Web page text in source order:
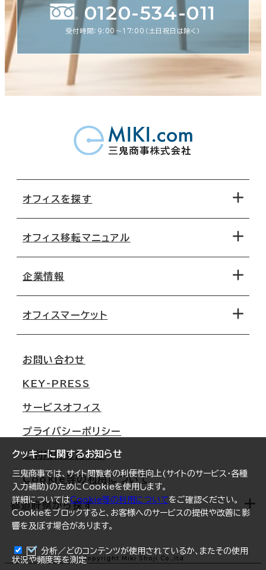
クッキーに関するお知らせ
三鬼商事では、サイト閲覧者の利便性向上(サイトのサービス・各種
入力補助)のためにCookieを使用します。
詳細についてはCookie等の利用についてをご確認ください。
Cookieをブロックすると、お客様へのサービスの提供や改善に影
響を及ぼす場合があります。
分析／どのコンテンツが使用されているか、またその使用
状況や頻度等を測定
0120-534-011
受付時間：9:00〜17:00（土日祝日は除く）
オフィスを探す
地図から探す
路線・駅から探す
オフィス移転マニュアル
移転コストシミュレーション
移転スケジュール
オフィス移転Q&A
企業情報
オフィスマーケット
大阪
名古屋
札幌
仙台
横浜
福岡
オフィスリポート
ログイン
お問い合わせ
KEY-PRESS
サービスオフィス
プライバシーポリシー
ご利用にあたって
Cookie等の利用について
都道府県から探す
北海道 Copyright Miki Shoji Co.,ltd